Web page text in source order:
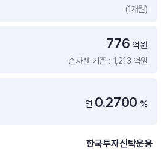
(1개월)
776 억원
순자산 기준 : 1,213 억원
연 0.2700 %
한국투자신탁운용
ETF 랭킹 · ETF 찾기 · 종목찾기